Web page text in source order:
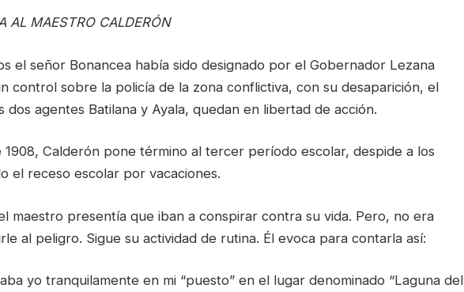
AL MAESTRO CALDERÓN
el señor Bonancea había sido designado por el Gobernador Lezana
control sobre la policía de la zona conflictiva, con su desaparición, el
dos agentes Batilana y Ayala, quedan en libertad de acción.
1908, Calderón pone término al tercer período escolar, despide a los
el receso escolar por vacaciones.
maestro presentía que iban a conspirar contra su vida. Pero, no era
al peligro. Sigue su actividad de rutina. Él evoca para contarla así:
yo tranquilamente en mi “puesto” en el lugar denominado “Laguna del